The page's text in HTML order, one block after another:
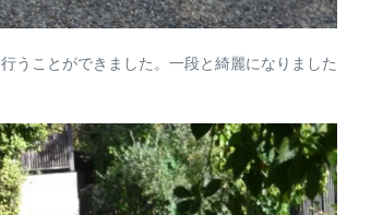
うことができました。一段と綺麗になりました